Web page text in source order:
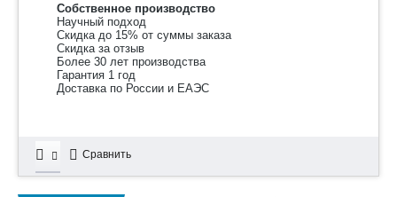
Собственное производство
Научный подход
Скидка до 15% от суммы заказа
Скидка за отзыв
Более 30 лет производства
Гарантия 1 год
Доставка по России и ЕАЭС
Сравнить